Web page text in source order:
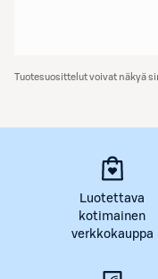
Tuotesuosittelut voivat näkyä
Luotettava
kotimainen
verkkokauppa